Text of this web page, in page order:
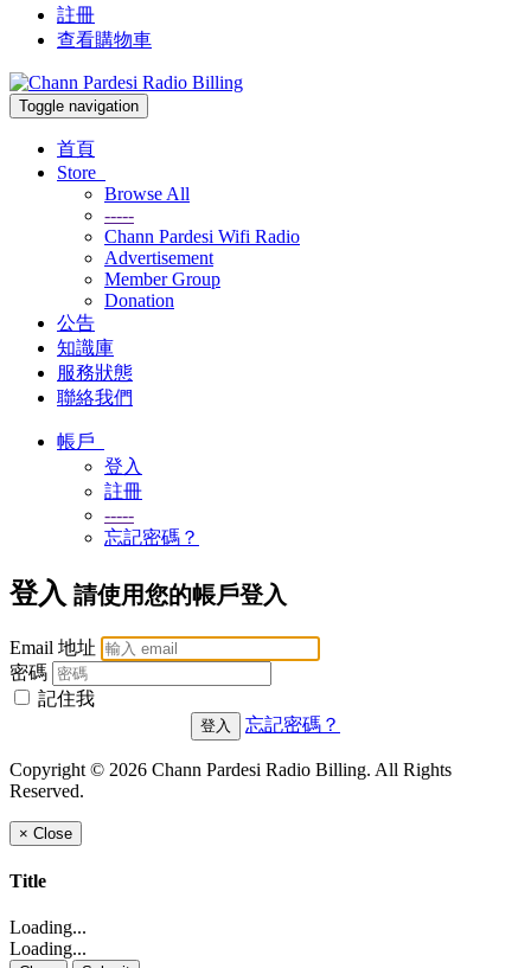
註冊
查看購物車
Toggle navigation
首頁
Store
Browse All
-----
Chann Pardesi Wifi Radio
Advertisement
Member Group
Donation
公告
知識庫
服務狀態
聯絡我們
帳戶
登入
註冊
-----
忘記密碼？
登入 請使用您的帳戶登入
Email 地址
密碼
記住我
忘記密碼？
Copyright © 2026 Chann Pardesi Radio Billing. All Rights
Reserved.
× Close
Title
Loading...
Loading...